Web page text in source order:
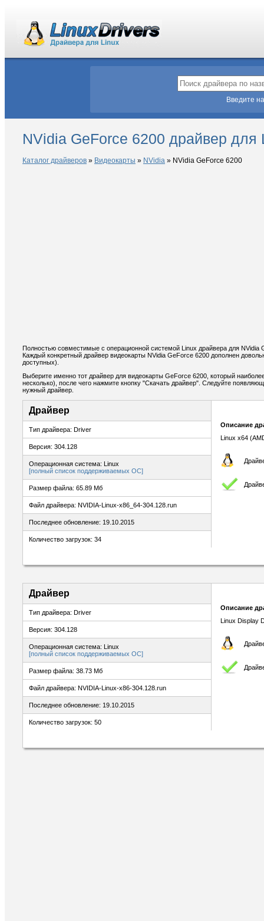
Введите
NVidia GeForce 6200 драйвер для
Каталог драйверов » Видеокарты » NVidia » NVidia GeForce 6200
Полностью совместимые с операционной системой Linux драйвера для
Каждый конкретный драйвер видеокарты NVidia GeForce 6200 дополнен
доступных).
Выберите именно тот драйвер для видеокарты GeForce 6200, который
несколько), после чего нажмите кнопку "Скачать драйвер". Следуйте
нужный драйвер.
Драйвер
Тип драйвера: Driver
Версия: 304.128
Операционная система: Linux
[полный список поддерживаемых ОС]
Размер файла: 65.89 Мб
Файл драйвера: NVIDIA-Linux-x86_64-304.128.run
Последнее обновление: 19.10.2015
Количество загрузок: 34
Описание
Linux x64
Драйвер
Тип драйвера: Driver
Версия: 304.128
Операционная система: Linux
[полный список поддерживаемых ОС]
Размер файла: 38.73 Мб
Файл драйвера: NVIDIA-Linux-x86-304.128.run
Последнее обновление: 19.10.2015
Количество загрузок: 50
Описание
Linux Display